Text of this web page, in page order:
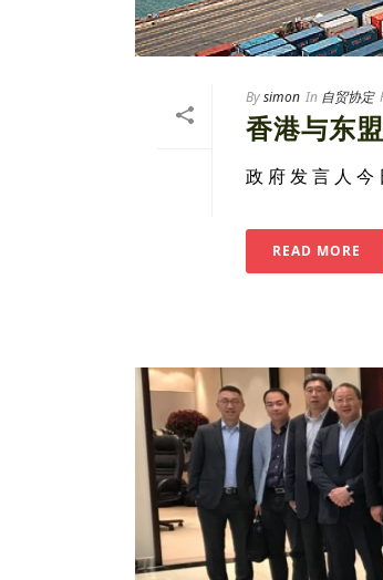
Bysimon In 自贸协定
香港与东
政 府 发 言 人 今
READ MORE